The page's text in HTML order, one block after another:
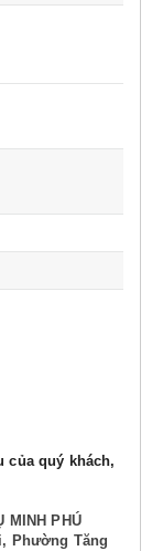
của quý khách,
MINH PHÚ
Phường Tăng